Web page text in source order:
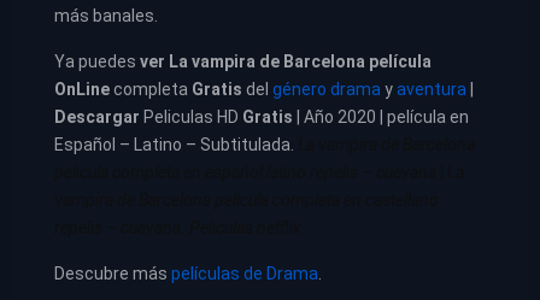
más banales.
Ya puedes ver La vampira de Barcelona película
OnLinecompleta Gratis del género drama yaventura
Descargar Peliculas HD Gratis | Año 2020 | película en
Español – Latino – Subtitulada.
Descubre más películas de Drama